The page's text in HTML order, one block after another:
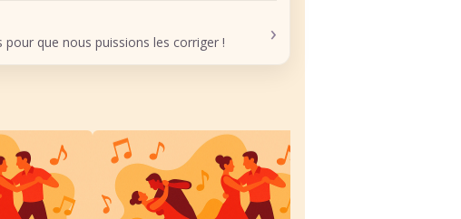
que nous puissions les corriger ! ›